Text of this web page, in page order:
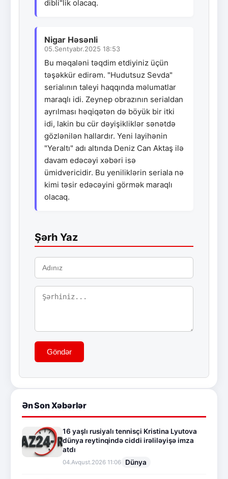
dibli"lik olacaq.
Nigar Həsənli
05.Sentyabr.2025 18:53
Bu məqaləni təqdim etdiyiniz üçün
təşəkkür edirəm. "Hudutsuz Sevda"
serialının taleyi haqqında məlumatlar
maraqlı idi. Zeynep obrazının serialdan
ayrılması həqiqətən də böyük bir itki
idi, lakin bu cür dəyişikliklər sənətdə
gözlənilən hallardır. Yeni layihənin
"Yeraltı" adı altında Deniz Can Aktaş ilə
davam edəcəyi xəbəri isə
ümidvericidir. Bu yeniliklərin seriala nə
kimi təsir edəcəyini görmək maraqlı
olacaq.
Şərh Yaz
Göndər
Ən Son Xəbərlər
16 yaşlı rusiyalı tennisçi Kristina Lyutova
dünya reytinqində ciddi irəliləyişə imza
atdı
04.Avqust.2026 11:06 Dünya